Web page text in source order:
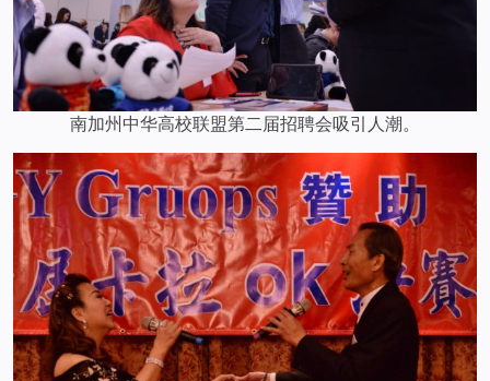
南加州中华高校联盟第二届招聘会吸引人潮。